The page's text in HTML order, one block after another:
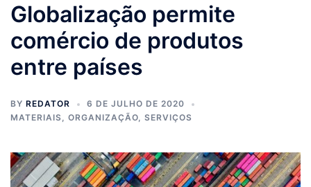
Globalização permite
comércio de produtos
entre países
BY REDATOR
6 DE JULHO DE 2020
MATERIAIS, ORGANIZAÇÃO, SERVIÇOS